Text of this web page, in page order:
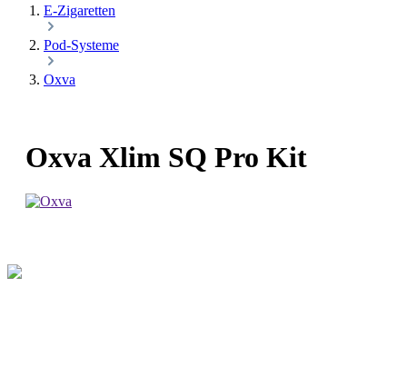
E-Zigaretten
Pod-Systeme
Oxva
Oxva Xlim SQ Pro Kit